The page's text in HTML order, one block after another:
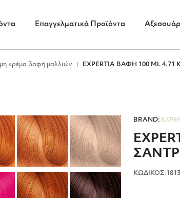
Επαγγελματικά Προϊόντα Αξεσουάρ
κρέμα βαφή μαλλιών EXPERTIA ΒΑΦΗ 100 ML
BRAND: